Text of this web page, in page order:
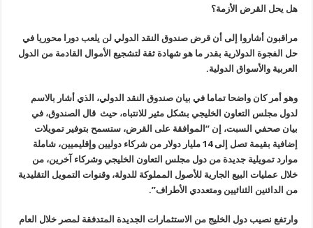
هل يحل القرض الأزمة؟
مراقبون أشاروا إلى أن قرض صندوق النقد الدولي لن يلعب دورا محوريا في
حل الفجوة الدولارية بقدر ما هو شهادة ثقة لتشجيع الأموال القادمة من الدول
العربية والأسواق الدولية.
وهو أمر كان واضحا تماما في بيان صندوق النقد الدولي، الذي أشار بالاسم
لدول مجلس التعاون الخليجي بشكل مثير للانتباه، حيث قال الصندوق، في
بيان صحفي السبت، إن “الموافقة على القرض، ستسمح بتوفير تمويلات
إضافية بقيمة تصل إلى 14 مليار دولار من شركاء دوليين وإقليميين، شاملة
موارد تمويلية جديدة من دول مجلس التعاون الخليجي وشركاء آخرين، من
خلال عمليات البيع الجارية للأصول المملوكة للدولة، وقنوات التمويل التقليدية
من الدائنين الثنائيين ومتعددي الأطراف”.
وارتفع نصيب دول الخليج من الاستثمارات الجديدة المتدفقة لمصر خلال العام